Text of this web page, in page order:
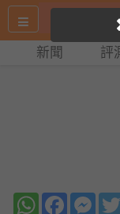
新聞 評
WhatsAppFacebook